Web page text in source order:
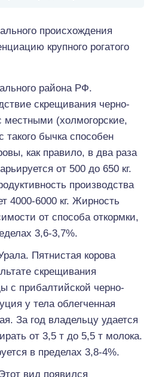
происхождения
крупного рогатого
района РФ.
скрещивания черно-
местными (холмогорские,
такого бычка способен
как правило, в два раза
от 500 до 650 кг.
производства
4000-6000 кг. Жирность
от способа откормки,
3,6-3,7%.
Пятнистая корова
скрещивания
с прибалтийской черно-
у тела облегченная
За год владельцу удается
от 3,5 т до 5,5 т молока.
в пределах 3,8-4%.
вид появился